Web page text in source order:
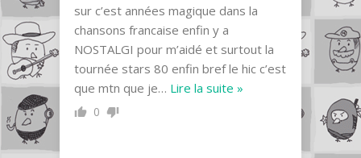
sur c’est années magique dans la
chansons francaise enfin y a
NOSTALGI pour m’aidé et surtout la
tournée stars 80 enfin bref le hic c’est
que mtn que je… Lire la suite »
0